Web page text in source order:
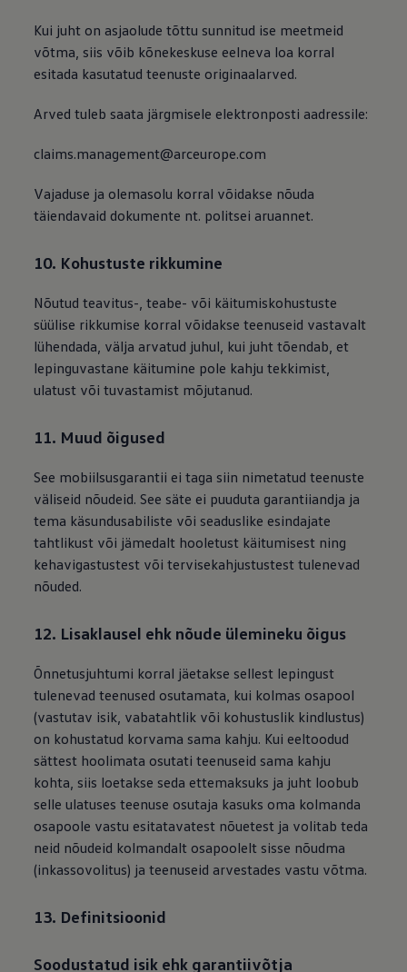
Kui juht on asjaolude tõttu sunnitud ise meetmeid
võtma, siis võib kõnekeskuse eelneva loa korral
esitada kasutatud teenuste originaalarved.
Arved tuleb saata järgmisele elektronposti aadressile:
claims.management@arceurope.com
Vajaduse ja olemasolu korral võidakse nõuda
täiendavaid dokumente nt. politsei aruannet.
10. Kohustuste rikkumine
Nõutud teavitus-, teabe- või käitumiskohustuste
süülise rikkumise korral võidakse teenuseid vastavalt
lühendada, välja arvatud juhul, kui juht tõendab, et
lepinguvastane käitumine pole kahju tekkimist,
ulatust või tuvastamist mõjutanud.
11. Muud õigused
See mobiilsusgarantii ei taga siin nimetatud teenuste
väliseid nõudeid. See säte ei puuduta garantiiandja ja
tema käsundusabiliste või seaduslike esindajate
tahtlikust või jämedalt hooletust käitumisest ning
kehavigastustest või tervisekahjustustest tulenevad
nõuded.
12. Lisaklausel ehk nõude ülemineku õigus
Õnnetusjuhtumi korral jäetakse sellest lepingust
tulenevad teenused osutamata, kui kolmas osapool
(vastutav isik, vabatahtlik või kohustuslik kindlustus)
on kohustatud korvama sama kahju. Kui eeltoodud
sättest hoolimata osutati teenuseid sama kahju
kohta, siis loetakse seda ettemaksuks ja juht loobub
selle ulatuses teenuse osutaja kasuks oma kolmanda
osapoole vastu esitatavatest nõuetest ja volitab teda
neid nõudeid kolmandalt osapoolelt sisse nõudma
(inkassovolitus) ja teenuseid arvestades vastu võtma.
13. Definitsioonid
Soodustatud isik ehk garantiivõtja